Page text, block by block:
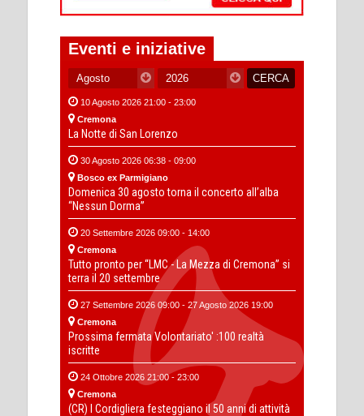
Eventi e iniziative
10 Agosto 2026 21:00 - 23:00
Cremona
La Notte di San Lorenzo
30 Agosto 2026 06:38 - 09:00
Bosco ex Parmigiano
Domenica 30 agosto torna il concerto all’alba
“Nessun Dorma”
20 Settembre 2026 09:00 - 14:00
Cremona
Tutto pronto per “LMC - La Mezza di Cremona” si
terra il 20 settembre
27 Settembre 2026 09:00 - 27 Agosto 2026 19:00
Cremona
Prossima fermata Volontariato' :100 realtà
iscritte
24 Ottobre 2026 21:00 - 23:00
Cremona
(CR) I Cordigliera festeggiano il 50 anni di attività